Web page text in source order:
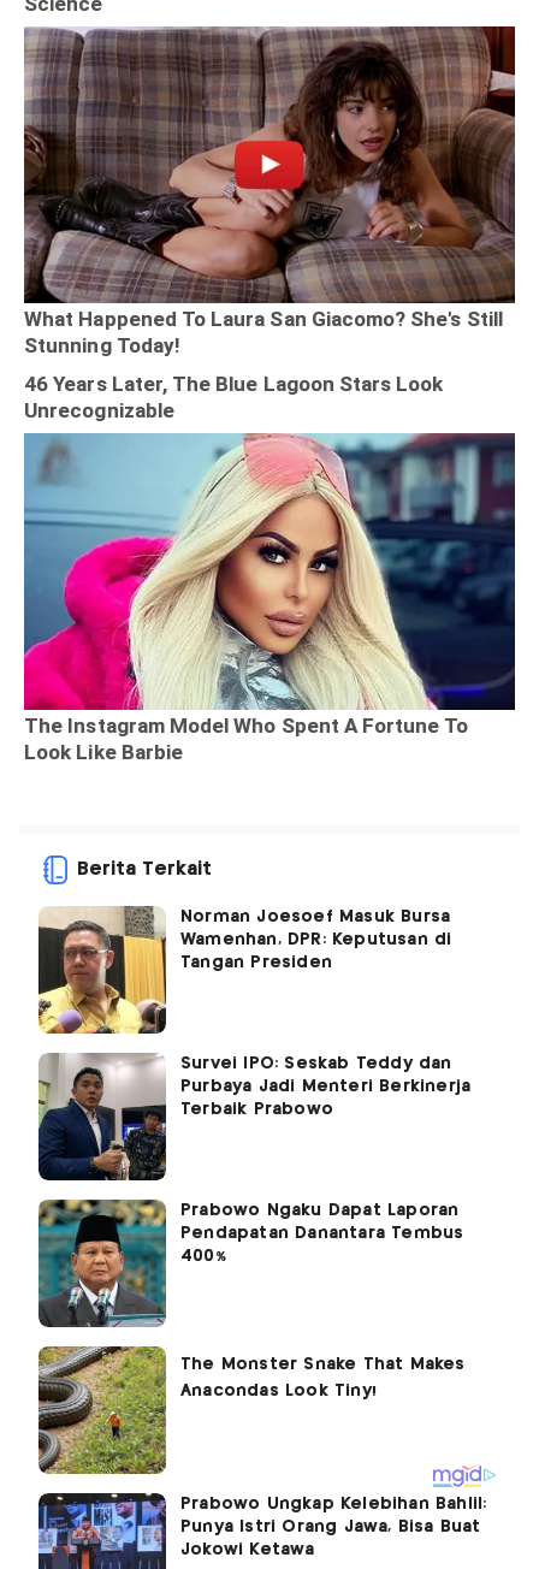
Berita Terkait
Norman Joesoef Masuk Bursa
Wamenhan, DPR: Keputusan di
Tangan Presiden
Survei IPO: Seskab Teddy dan
Purbaya Jadi Menteri Berkinerja
Terbaik Prabowo
Prabowo Ngaku Dapat Laporan
Pendapatan Danantara Tembus
400%
Prabowo Ungkap Kelebihan Bahlil:
Punya Istri Orang Jawa, Bisa Buat
Jokowi Ketawa